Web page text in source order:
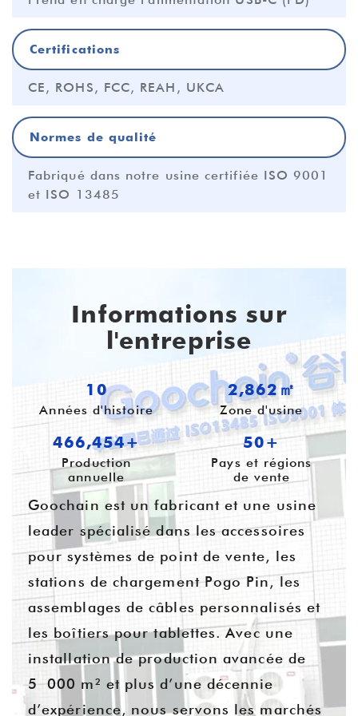
Certifications
CE, ROHS, FCC, REAH, UKCA
Normes de qualité
Fabriqué dans notre usine certifiée ISO 9001
et ISO 13485
Informations sur
l'entreprise
10
Années d'histoire
3,796㎡
Zone d'usine
626,381+
Production
annuelle
54+
Pays et régions
de vente
Goochain est un fabricant et une usine
leader spécialisé dans les accessoires
pour systèmes de point de vente, les
stations de chargement Pogo Pin, les
assemblages de câbles personnalisés et
les boîtiers pour tablettes. Avec une
installation de production avancée de
5 000 m² et plus d’une décennie
d’expérience, nous servons les marchés